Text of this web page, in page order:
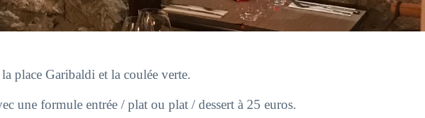
place Garibaldi et la coulée verte.
une formule entrée / plat ou plat / dessert à 25 euros.